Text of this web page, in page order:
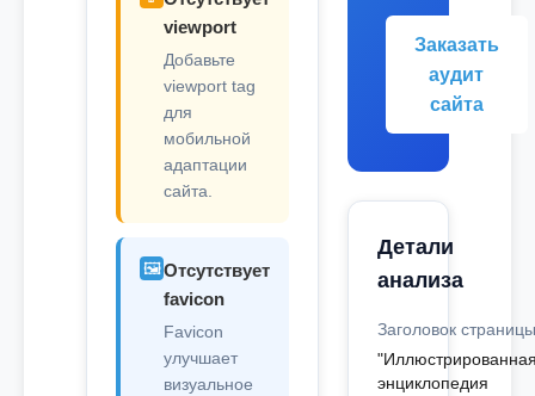
viewport
Добавьте
viewport tag
для
мобильной
адаптации
сайта.
🖼️Отсутствует
favicon
Favicon
улучшает
визуальное
Заказать
аудит
сайта
Детали
анализа
Заголовок страницы
энциклопедия